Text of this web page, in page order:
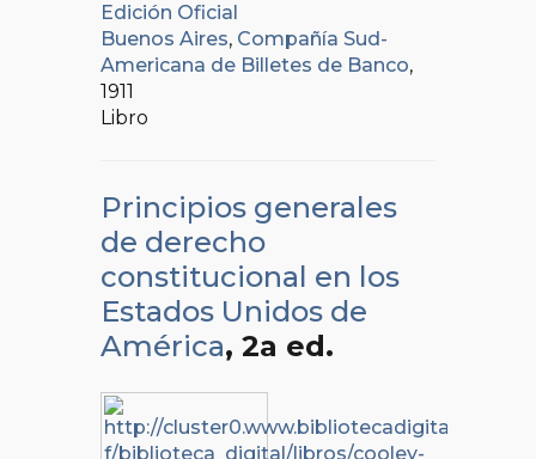
Edición Oficial
Buenos Aires, Compañía Sud-
Americana de Billetes de Banco,
1911
Libro
Principios generales
de derecho
constitucional en los
Estados Unidos de
América, 2a ed.